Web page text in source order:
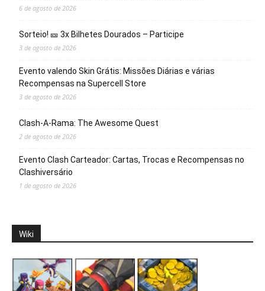
6 de agosto de 2026
Sorteio! 🎫 3x Bilhetes Dourados – Participe
3 de agosto de 2026
Evento valendo Skin Grátis: Missões Diárias e várias
Recompensas na Supercell Store
3 de agosto de 2026
Clash-A-Rama: The Awesome Quest
2 de agosto de 2026
Evento Clash Carteador: Cartas, Trocas e Recompensas no
Clashiversário
1 de agosto de 2026
Wiki